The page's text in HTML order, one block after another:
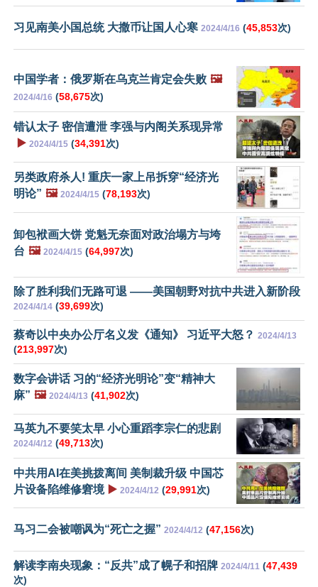
习见南美小国总统 大撒币让国人心寒 2024/4/16 (45,853次)
中国学者：俄罗斯在乌克兰肯定会失败 🖼️
2024/4/16 (58,675次)
错认太子 密信遭泄 李强与内阁关系现异常
▶️ 2024/4/15 (34,391次)
另类政府杀人! 重庆一家上吊拆穿“经济光
明论” 🖼️ 2024/4/15 (78,193次)
卸包袱画大饼 党魁无奈面对政治塌方与垮
台 🖼️ 2024/4/15 (64,997次)
除了胜利我们无路可退 ——美国朝野对抗中共进入新阶段
2024/4/14 (39,699次)
蔡奇以中央办公厅名义发《通知》 习近平大怒？ 2024/4/13
(213,997次)
数字会讲话 习的“经济光明论”变“精神大
麻” 🖼️ 2024/4/13 (41,902次)
马英九不要笑太早 小心重蹈李宗仁的悲剧
2024/4/12 (49,713次)
中共用AI在美挑拨离间 美制裁升级 中国芯
片设备陷维修窘境 ▶️ 2024/4/12 (29,991次)
马习二会被嘲讽为“死亡之握” 2024/4/12 (47,156次)
解读李南央现象：“反共”成了幌子和招牌 2024/4/11 (47,439
次)